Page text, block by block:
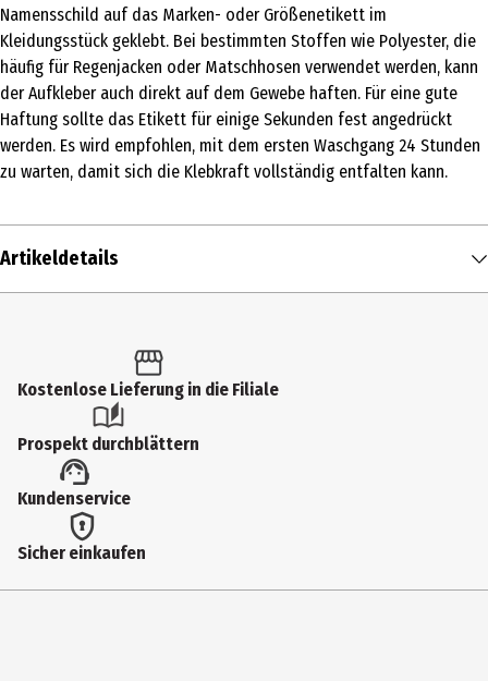
Namensschild auf das Marken- oder Größenetikett im
Kleidungsstück geklebt. Bei bestimmten Stoffen wie Polyester, die
häufig für Regenjacken oder Matschhosen verwendet werden, kann
der Aufkleber auch direkt auf dem Gewebe haften. Für eine gute
Haftung sollte das Etikett für einige Sekunden fest angedrückt
werden. Es wird empfohlen, mit dem ersten Waschgang 24 Stunden
zu warten, damit sich die Klebkraft vollständig entfalten kann.
Artikeldetails
Produkttyp
Hersteller
Avery Zweckform GmbH
Herstelleradresse
Kostenlose Lieferung in die Filiale
Prospekt durchblättern
Kundenservice
Sicher einkaufen